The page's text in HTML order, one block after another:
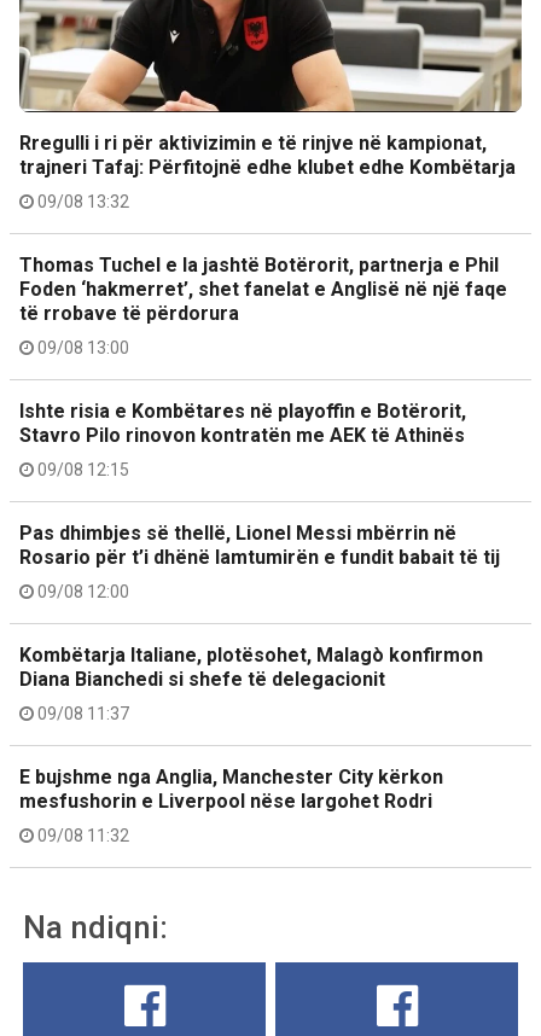
Rregulli i ri për aktivizimin e të rinjve në kampionat,
trajneri Tafaj: Përfitojnë edhe klubet edhe Kombëtarja
09/08 13:32
Thomas Tuchel e la jashtë Botërorit, partnerja e Phil
Foden ‘hakmerret’, shet fanelat e Anglisë në një faqe
të rrobave të përdorura
09/08 13:00
Ishte risia e Kombëtares në playoffin e Botërorit,
Stavro Pilo rinovon kontratën me AEK të Athinës
09/08 12:15
Pas dhimbjes së thellë, Lionel Messi mbërrin në
Rosario për t’i dhënë lamtumirën e fundit babait të tij
09/08 12:00
Kombëtarja Italiane, plotësohet, Malagò konfirmon
Diana Bianchedi si shefe të delegacionit
09/08 11:37
E bujshme nga Anglia, Manchester City kërkon
mesfushorin e Liverpool nëse largohet Rodri
09/08 11:32
Na ndiqni: